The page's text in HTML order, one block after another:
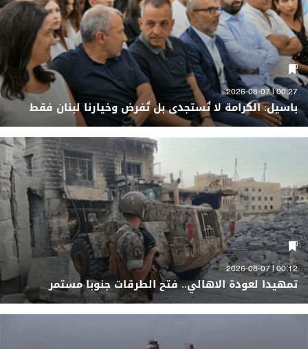
00:27 | 2026-08-07
باسيل: الكرامة لا تُستجدى بل تُفرض وخيارنا لبنان فقط
00:12 | 2026-08-07
تمهيدا لعودة الاهالي.. فتح الطرقات جنوبا مستمر